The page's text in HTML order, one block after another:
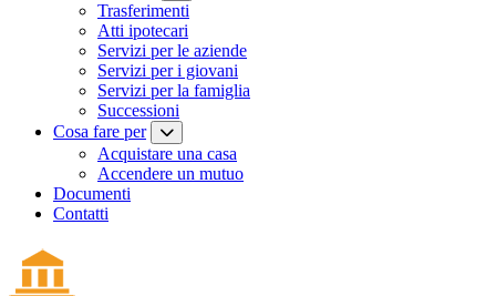
Trasferimenti
Atti ipotecari
Servizi per le aziende
Servizi per i giovani
Servizi per la famiglia
Successioni
Cosa fare per
Acquistare una casa
Accendere un mutuo
Documenti
Contatti